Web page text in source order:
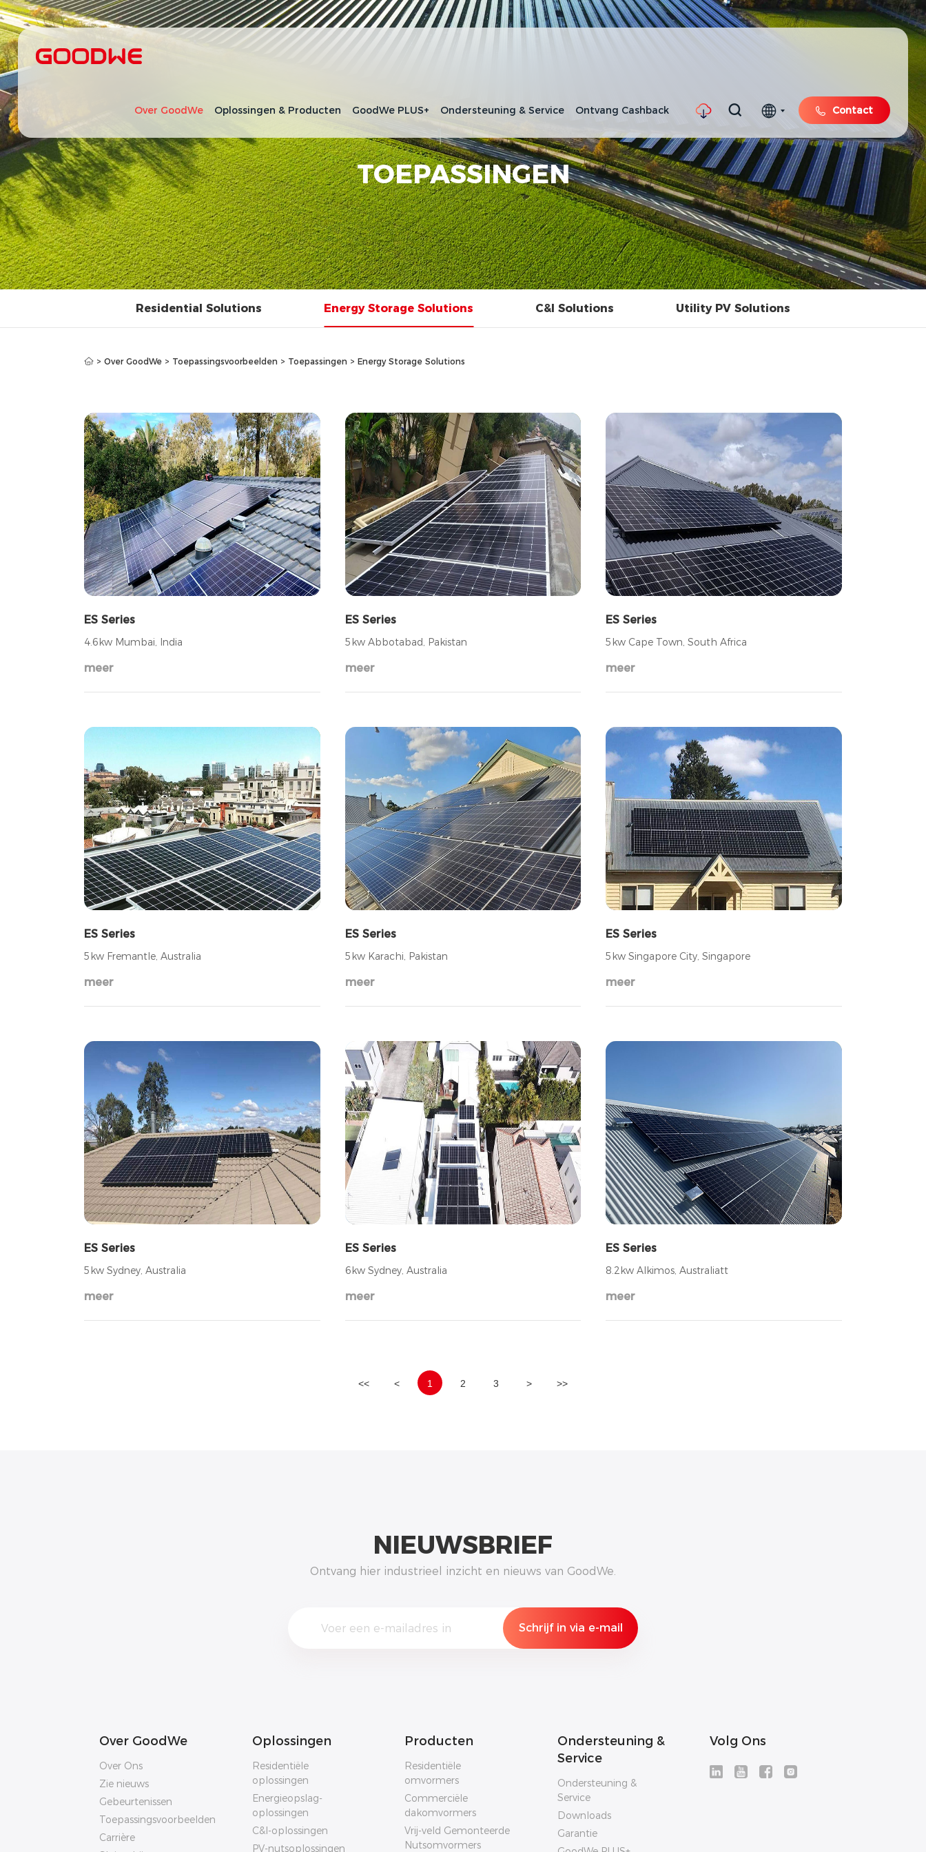
Over GoodWe Oplossingen & Producten GoodWe PLUS+ Ondersteuning & Service Ontvang Cashback Contact
TOEPASSINGEN
Residential Solutions Energy Storage Solutions C&I Solutions Utility PV Solutions
> Over GoodWe > Toepassingsvoorbeelden > Toepassingen > Energy Storage Solutions
ES Series
4.6kw Mumbai, India
meer
ES Series
5kw Abbotabad, Pakistan
meer
ES Series
5kw Cape Town, South Africa
meer
ES Series
5kw Fremantle, Australia
meer
ES Series
5kw Karachi, Pakistan
meer
ES Series
5kw Singapore City, Singapore
meer
ES Series
5kw Sydney, Australia
meer
ES Series
6kw Sydney, Australia
meer
ES Series
8.2kw Alkimos, Australiatt
meer
<< < 1 2 3 > >>
NIEUWSBRIEF
Ontvang hier industrieel inzicht en nieuws van GoodWe.
Over GoodWe
Over Ons
Zie nieuws
Gebeurtenissen
Toepassingsvoorbeelden
Carrière
Oplossingen
Residentiële
oplossingen
Energieopslag-
oplossingen
C&I-oplossingen
PV-nutsoplossingen
Producten
Residentiële
omvormers
Commerciële
dakomvormers
Vrij-veld Gemonteerde
Nutsomvormers
Ondersteuning &
Service
Ondersteuning &
Service
Downloads
Garantie
Volg Ons